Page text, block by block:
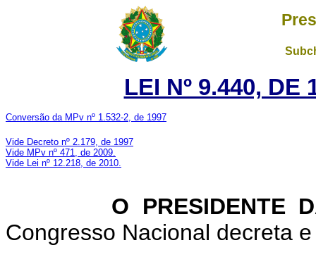
LEI Nº 9.440, DE
Conversão da MPv nº 1.532-2, de 1997
Vide Decreto nº 2.179, de 1997
Vide MPv nº 471, de 2009.
Vide Lei nº 12.218, de 2010.
O PRESIDENTE DA
Congresso Nacional decreta